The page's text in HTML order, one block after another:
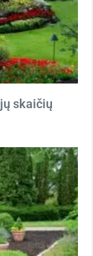
skaičių